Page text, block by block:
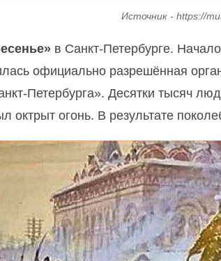
Источник - https://
в Санкт-Петербурге.
официально разрешённая
Петербурга». Десятки тысяч
октрыт огонь. В результате